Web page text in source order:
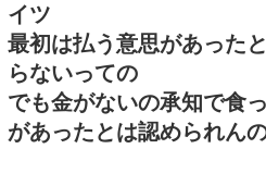
イツ
最初は払う意思があった
らないっての
でも金がないの承知で食
があったとは認められん